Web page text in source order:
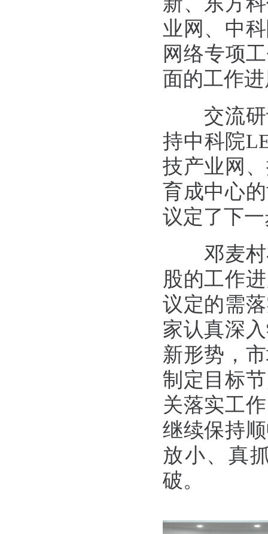
业网、中
网络专项
面的工作
交流研
持中科院
技产业网
育成中心
议定了下
邓麦村
股的工作
议定的需
家认真深
新形势，
制定目标
关落实工
继续保持
放小、真
破。